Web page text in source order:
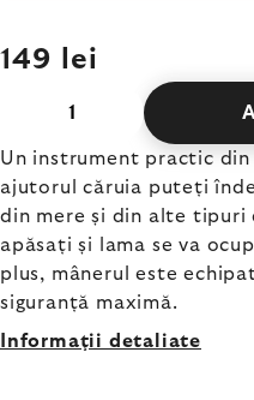
149 lei
Un instrument practic
ajutorul căruia puteți
din mere și din alte tipuri
apăsați și lama se va
plus, mânerul este
siguranță maximă.
Informaţii detaliate